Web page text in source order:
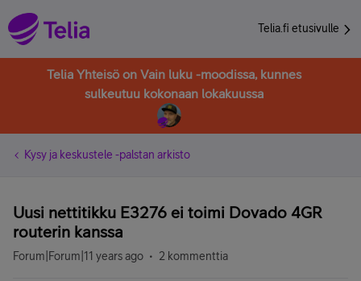
Telia.fi etusivulle
Telia Yhteisö on Vain luku -moodissa, kunnes
sulkeutuu kokonaan lokakuussa
Kysy ja keskustele -palstan arkisto
Uusi nettitikku E3276 ei toimi Dovado 4GR
routerin kanssa
Forum|Forum|11 years ago 2 kommenttia